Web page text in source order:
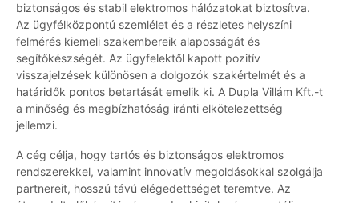
biztonságos és stabil elektromos hálózatokat biztosítva.
Az ügyfélközpontú szemlélet és a részletes helyszíni
felmérés kiemeli szakembereik alaposságát és
segítőkészségét. Az ügyfelektől kapott pozitív
visszajelzések különösen a dolgozók szakértelmét és a
határidők pontos betartását emelik ki. A Dupla Villám Kft.-t
a minőség és megbízhatóság iránti elkötelezettség
jellemzi.
A cég célja, hogy tartós és biztonságos elektromos
rendszerekkel, valamint innovatív megoldásokkal szolgálja
partnereit, hosszú távú elégedettséget teremtve. Az